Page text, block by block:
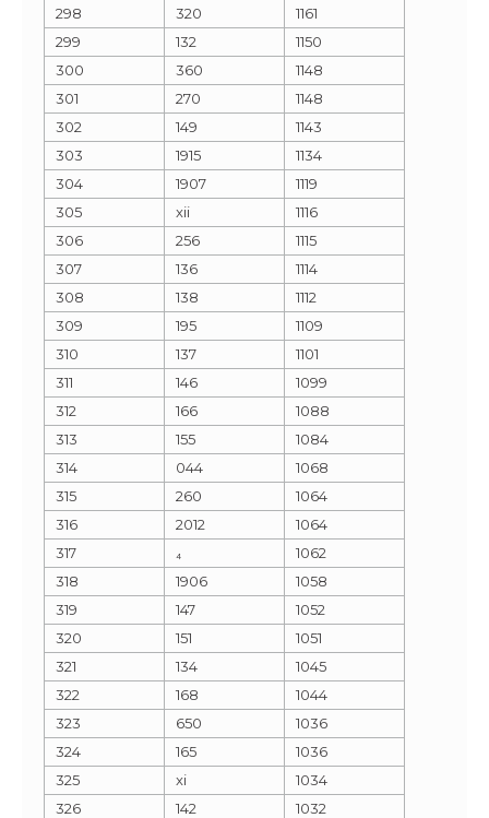
298 320
1161
299
132
1150
300
360
1148
301
270
1148
302
149
1143
303
1915
1134
304
1907
1119
305
xii
1116
306
256
1115
307
136
1114
308
138
1112
309
195
1109
310
137
1101
311
146
1099
312
166
1088
313
155
1084
314
044
1068
315
260
1064
316
2012
1064
317
₄
1062
318
1906
1058
319
147
1052
320
151
1051
321
134
1045
322
168
1044
323
650
1036
324
165
1036
325
xi
1034
326
142
1032